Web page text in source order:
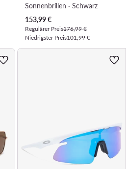
Sonnenbrillen · Schwarz
Aktueller Preis
153,99€
Regulärer Preis176,99 €
Niedrigster Preis101,99 €